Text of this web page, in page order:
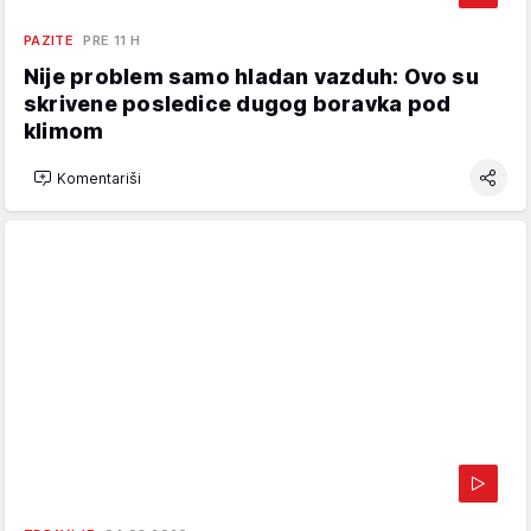
PAZITE PRE 11 H
Nije problem samo hladan vazduh: Ovo su
skrivene posledice dugog boravka pod
klimom
Komentariši